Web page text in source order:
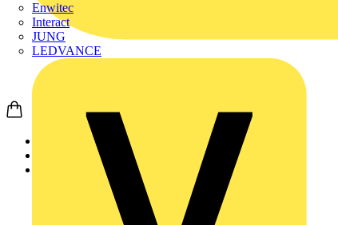
Enwitec
Interact
JUNG
LEDVANCE